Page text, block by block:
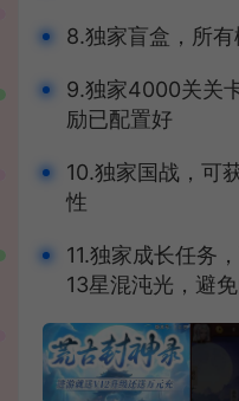
8.独家盲盒，所
9.独家4000关关
励已配置好
10.独家国战，可
性
11.独家成长任务
13星混沌光，避